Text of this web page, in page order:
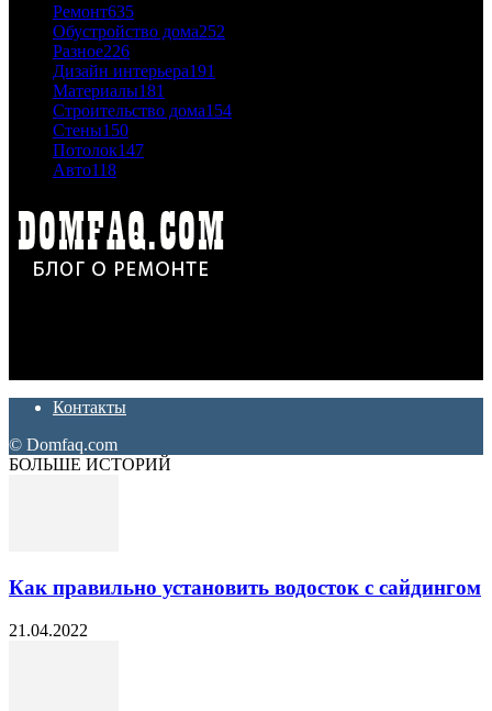
Ремонт635
Обустройство дома252
Разное226
Дизайн интерьера191
Материалы181
Строительство дома154
Стены150
Потолок147
Авто118
Контакты
© Domfaq.com
БОЛЬШЕ ИСТОРИЙ
Как правильно установить водосток с сайдингом
21.04.2022